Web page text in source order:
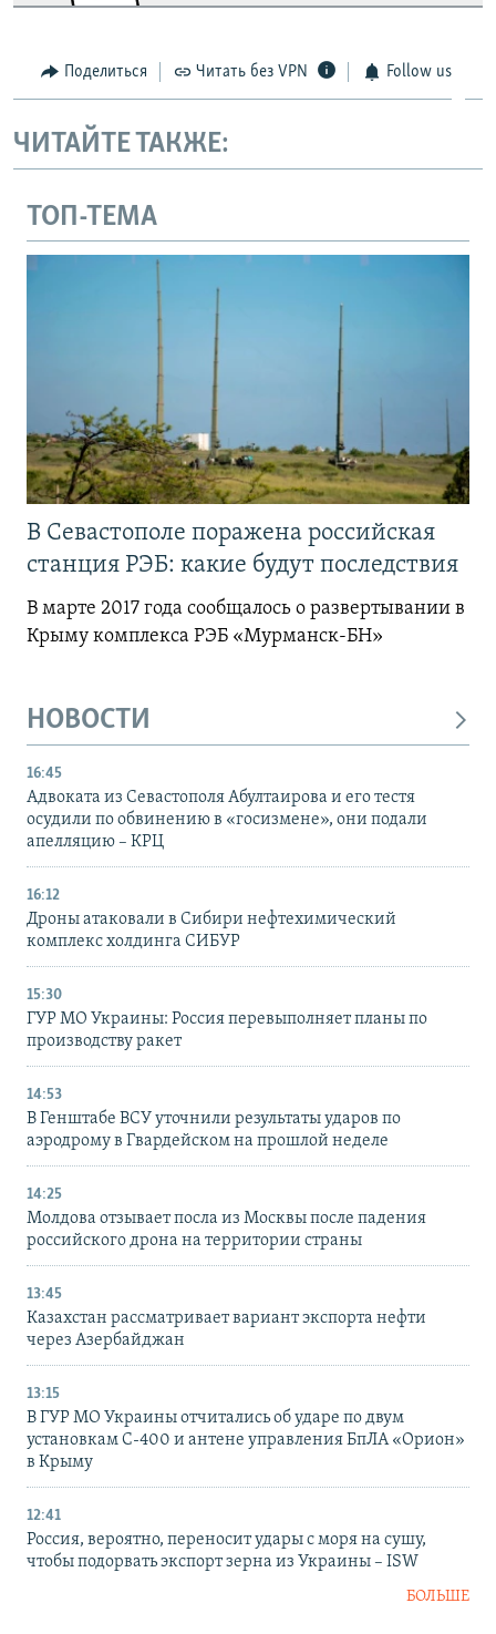
Поделиться Читать без VPN Follow us
ЧИТАЙТЕ ТАКЖЕ:
ТОП-ТЕМА
В Севастополе поражена российская
станция РЭБ: какие будут последствия
В марте 2017 года сообщалось о развертывании в
Крыму комплекса РЭБ «Мурманск-БН»
НОВОСТИ
16:45
Адвоката из Севастополя Абултаирова и его тестя
осудили по обвинению в «госизмене», они подали
апелляцию – КРЦ
16:12
Дроны атаковали в Сибири нефтехимический
комплекс холдинга СИБУР
15:30
ГУР МО Украины: Россия перевыполняет планы по
производству ракет
14:53
В Генштабе ВСУ уточнили результаты ударов по
аэродрому в Гвардейском на прошлой неделе
14:25
Молдова отзывает посла из Москвы после падения
российского дрона на территории страны
13:45
Казахстан рассматривает вариант экспорта нефти
через Азербайджан
13:15
В ГУР МО Украины отчитались об ударе по двум
установкам С-400 и антене управления БпЛА «Орион»
в Крыму
12:41
Россия, вероятно, переносит удары с моря на сушу,
чтобы подорвать экспорт зерна из Украины – ISW
БОЛЬШЕ